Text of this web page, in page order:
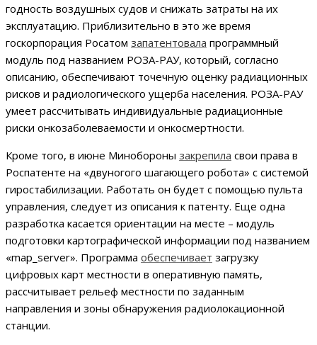
годность воздушных судов и снижать затраты на их
эксплуатацию. Приблизительно в это же время
госкорпорация Росатом запатентовала программный
модуль под названием РОЗА-РАУ, который, согласно
описанию, обеспечивают точечную оценку радиационных
рисков и радиологического ущерба населения. РОЗА-РАУ
умеет рассчитывать индивидуальные радиационные
риски онкозаболеваемости и онкосмертности.
Кроме того, в июне Минобороны закрепила свои права в
Роспатенте на «двуногого шагающего робота» с системой
гиростабилизации. Работать он будет с помощью пульта
управления, следует из описания к патенту. Еще одна
разработка касается ориентации на месте – модуль
подготовки картографической информации под названием
«map_server». Программа обеспечивает загрузку
цифровых карт местности в оперативную память,
рассчитывает рельеф местности по заданным
направления и зоны обнаружения радиолокационной
станции.